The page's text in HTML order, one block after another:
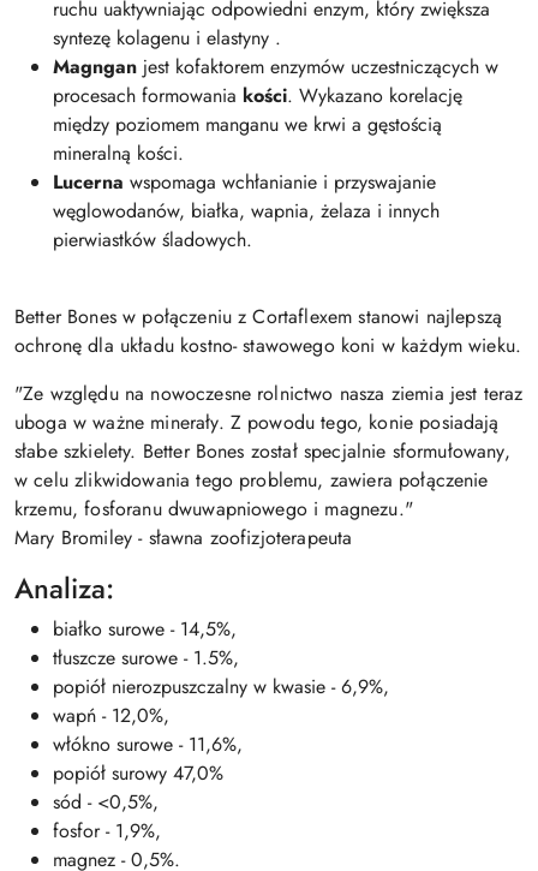
ruchu uaktywniając odpowiedni enzym, który zwiększa
syntezę kolagenu i elastyny .
Magngan jest kofaktorem enzymów uczestniczących w
procesach formowania kości. Wykazano korelację
między poziomem manganu we krwi a gęstością
mineralną kości.
Lucerna wspomaga wchłanianie i przyswajanie
węglowodanów, białka, wapnia, żelaza i innych
pierwiastków śladowych.
Better Bones w połączeniu z Cortaflexem stanowi najlepszą
ochronę dla układu kostno- stawowego koni w każdym wieku.
"Ze względu na nowoczesne rolnictwo nasza ziemia jest teraz
uboga w ważne minerały. Z powodu tego, konie posiadają
słabe szkielety. Better Bones został specjalnie sformułowany,
w celu zlikwidowania tego problemu, zawiera połączenie
krzemu, fosforanu dwuwapniowego i magnezu."
Mary Bromiley - sławna zoofizjoterapeuta
Analiza:
białko surowe - 14,5%,
tłuszcze surowe - 1.5%,
popiół nierozpuszczalny w kwasie - 6,9%,
wapń - 12,0%,
włókno surowe - 11,6%,
popiół surowy 47,0%
sód - <0,5%,
fosfor - 1,9%,
magnez - 0,5%.